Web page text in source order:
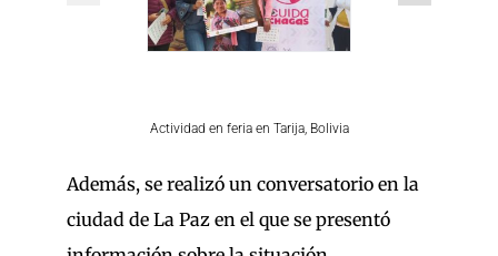
Actividad en feria en Tarija, Bolivia
Además, se realizó un conversatorio en la
ciudad de La Paz en el que se presentó